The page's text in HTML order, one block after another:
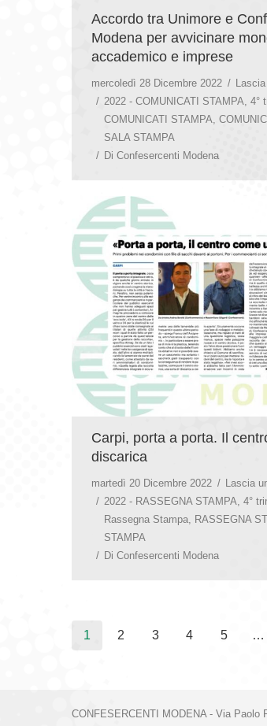
Accordo tra Unimore e
Modena per avvicinare
accademico e imprese
mercoledì 28 Dicembre 2022
2022 - COMUNICATI STAMPA 4°
COMUNICATI STAMPA
SALA STAMPA
Di Confesercenti Modena
Carpi, porta a porta. Il
discarica
martedì 20 Dicembre 2022
Lascia
2022 - RASSEGNA STAMPA 4°
Rassegna Stampa
RASSEGNA
STAMPA
Di Confesercenti Modena
1 2 3 4 5 …
CONFESERCENTI MODENA - Via Paolo